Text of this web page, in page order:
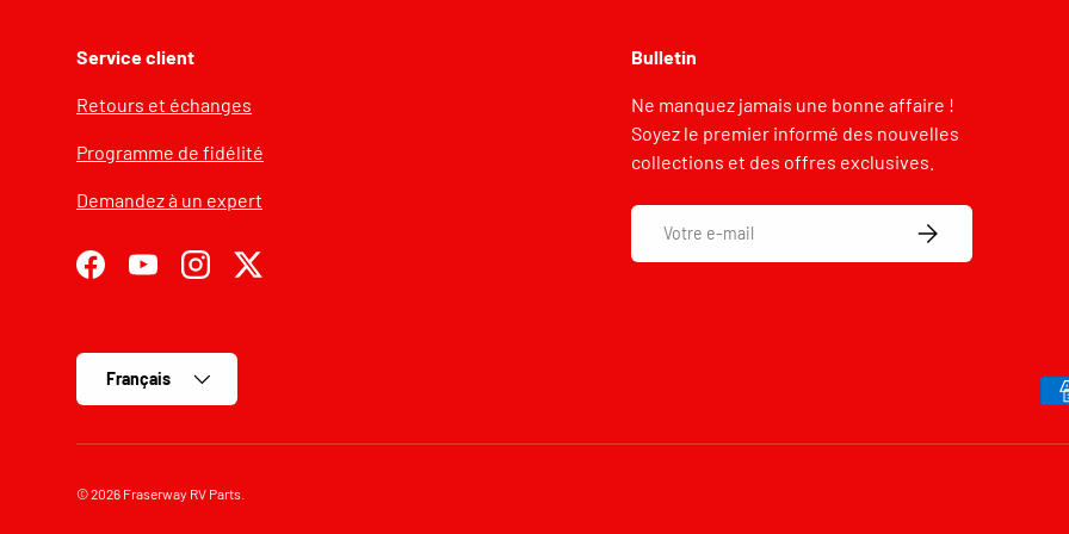
Service client
Retours et échanges
Programme de fidélité
Demandez à un expert
FacebookYouTubeInstagramTwitter
Bulletin
Ne manquez jamais une bonne affaire !
Soyez le premier informé des nouvelles
collections et des offres exclusives.
E-mail S’INSCRIRE
Moyens de paiement
Langue
Français
© 2026 Fraserway RV Parts